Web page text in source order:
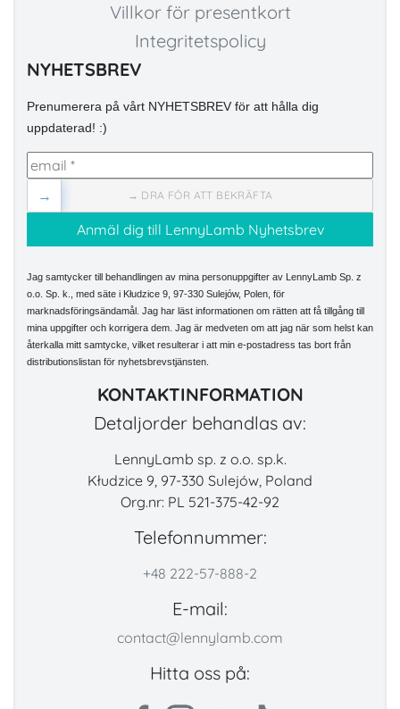
Villkor för presentkort
Integritetspolicy
NYHETSBREV
Prenumerera på vårt NYHETSBREV för att hålla dig
uppdaterad! :)
→ DRA FÖR ATT BEKRÄFTA
→
Jag samtycker till behandlingen av mina personuppgifter av LennyLamb Sp. z
o.o. Sp. k., med säte i Kłudzice 9, 97-330 Sulejów, Polen, för
marknadsföringsändamål. Jag har läst informationen om rätten att få tillgång till
mina uppgifter och korrigera dem. Jag är medveten om att jag när som helst kan
återkalla mitt samtycke, vilket resulterar i att min e-postadress tas bort från
distributionslistan för nyhetsbrevstjänsten.
KONTAKTINFORMATION
Detaljorder behandlas av:
LennyLamb sp. z o.o. sp.k.
Kłudzice 9, 97-330 Sulejów, Poland
Org.nr: PL 521-375-42-92
Telefonnummer:
+48 222-57-888-2
E-mail:
contact@lennylamb.com
Hitta oss på: